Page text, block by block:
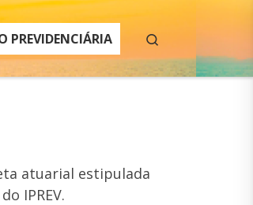
PREVIDENCIÁRIA
atuarial estipulada
IPREV.